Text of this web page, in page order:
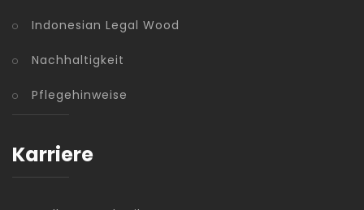
Indonesian Legal Wood
Nachhaltigkeit
Pflegehinweise
Karriere